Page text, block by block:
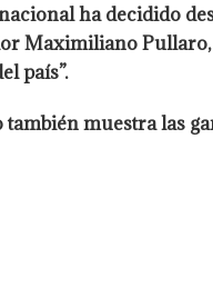
ha decidido
Maximiliano
país”.
muestra las